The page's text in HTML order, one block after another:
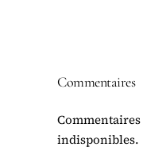
Commentaires
indisponibles.